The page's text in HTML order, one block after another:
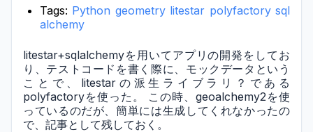
Tags: Python geometry litestar polyfactory sql
alchemy
litestar+sqlalchemyを用いてアプリの開発をしてお
り、テストコードを書く際に、モックデータという
ことで、litestarの派生ライブラリ？である
polyfactoryを使った。 この時、geoalchemy2を使
っているのだが、簡単には生成してくれなかったの
で、記事として残しておく。